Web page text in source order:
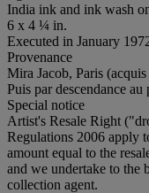
India ink and ink wash
6 x 4 ¼ in.
Executed in January
Provenance
Mira Jacob, Paris
Puis par descendance
Special notice
Artist's Resale Right
Regulations 2006 apply
amount equal to the
and we undertake to the
collection agent.